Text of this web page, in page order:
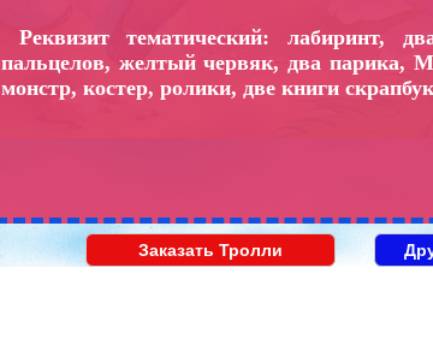
Реквизит тематический: лабиринт,
пальцелов, желтый червяк, два парика,
монстр, костер, ролики, две книги
Заказать Тролли